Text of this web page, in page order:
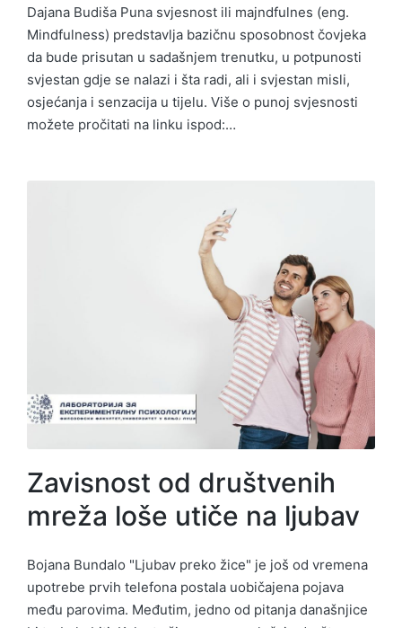
Dajana Budiša Puna svjesnost ili majndfulnes (eng.
Mindfulness) predstavlja bazičnu sposobnost čovjeka
da bude prisutan u sadašnjem trenutku, u potpunosti
svjestan gdje se nalazi i šta radi, ali i svjestan misli,
osjećanja i senzacija u tijelu. Više o punoj svjesnosti
možete pročitati na linku ispod:…
Zavisnost od društvenih
mreža loše utiče na ljubav
Bojana Bundalo "Ljubav preko žice" je još od vremena
upotrebe prvih telefona postala uobičajena pojava
među parovima. Međutim, jedno od pitanja današnjice